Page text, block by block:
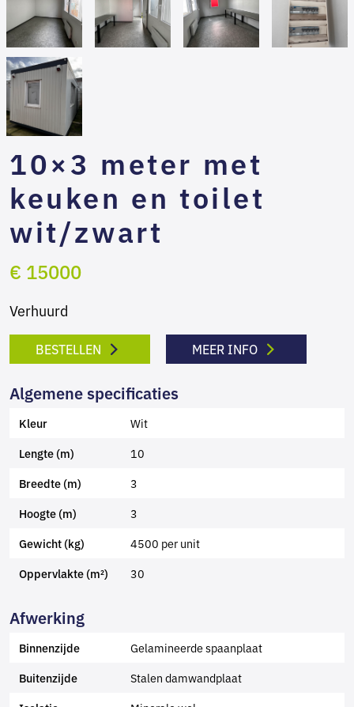
10×3 meter met
keuken en toilet
wit/zwart
€ 15000
Verhuurd
BESTELLEN MEER INFO
Algemene specificaties
Kleur Wit
Lengte (m) 10
Breedte (m) 3
Hoogte (m) 3
Gewicht (kg) 4500 per unit
Oppervlakte (m²) 30
Afwerking
Binnenzijde Gelamineerde spaanplaat
Buitenzijde Stalen damwandplaat